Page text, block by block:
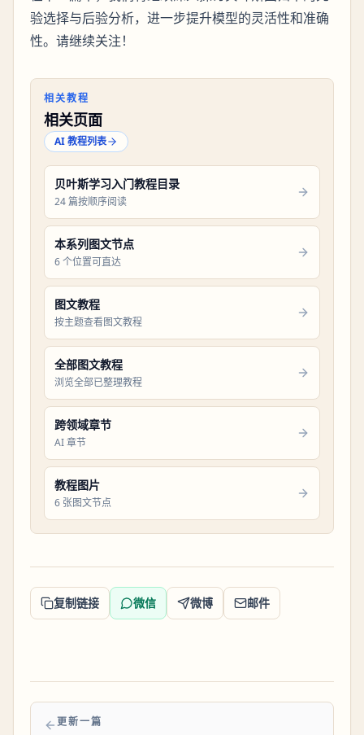
验选择与后验分析，进一步提升模型的灵活性和准确
性。请继续关注！
相关教程
相关页面
AI 教程列表
贝叶斯学习入门教程目录
24 篇按顺序阅读
本系列图文节点
6 个位置可直达
图文教程
按主题查看图文教程
全部图文教程
浏览全部已整理教程
跨领域章节
AI 章节
教程图片
6 张图文节点
复制链接 微信 微博 邮件
更新一篇